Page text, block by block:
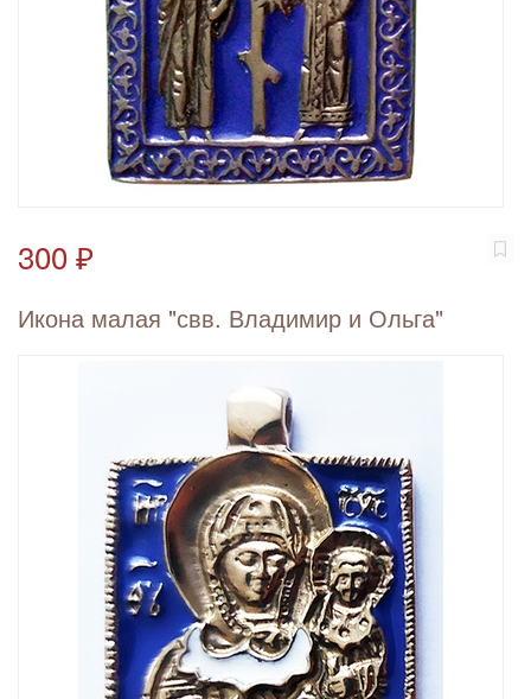
300 ₽
Икона малая "свв. Владимир и Ольга"